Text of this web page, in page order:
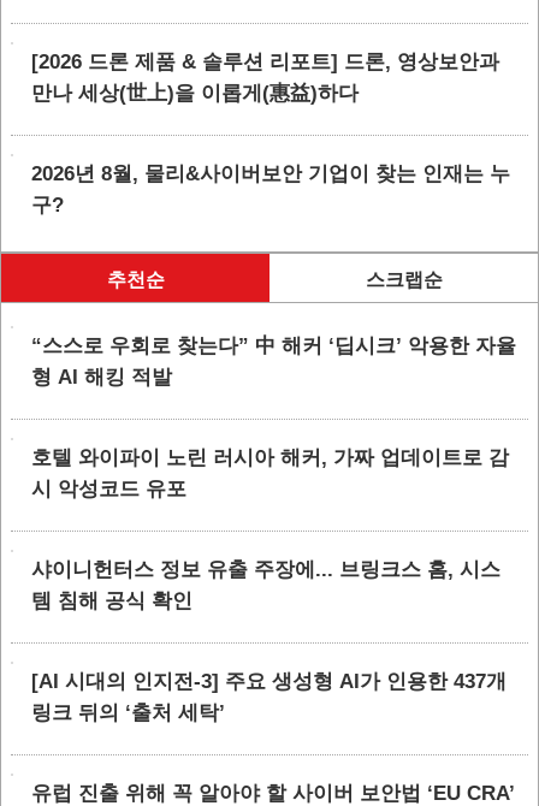
[2026 드론 제품 & 솔루션 리포트] 드론, 영상보안과
만나 세상(世上)을 이롭게(惠益)하다
2026년 8월, 물리&사이버보안 기업이 찾는 인재는 누
구?
추천순 스크랩순
“스스로 우회로 찾는다” 中 해커 ‘딥시크’ 악용한 자율
형 AI 해킹 적발
호텔 와이파이 노린 러시아 해커, 가짜 업데이트로 감
시 악성코드 유포
샤이니헌터스 정보 유출 주장에... 브링크스 홈, 시스
템 침해 공식 확인
[AI 시대의 인지전-3] 주요 생성형 AI가 인용한 437개
링크 뒤의 ‘출처 세탁’
유럽 진출 위해 꼭 알아야 할 사이버 보안법 ‘EU CRA’